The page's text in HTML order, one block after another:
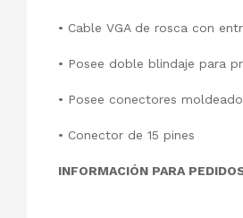
• Cable VGA de rosca con
• Posee doble blindaje para
• Posee conectores
• Conector de 15 pines
INFORMACIÓN PARA